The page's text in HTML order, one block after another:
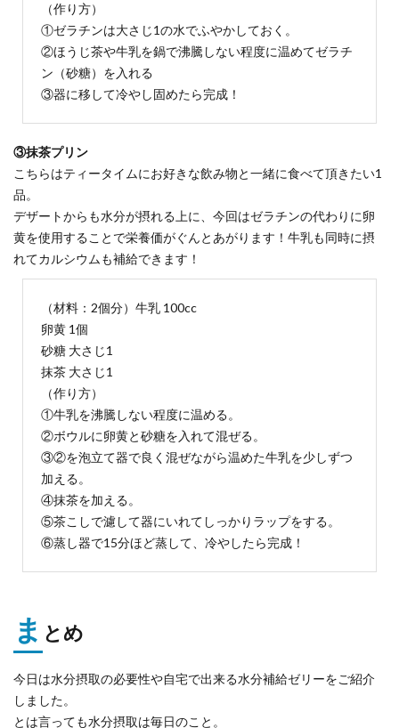
（作り方）
①ゼラチンは大さじ1の水でふやかしておく。
②ほうじ茶や牛乳を鍋で沸騰しない程度に温めてゼラチ
ン（砂糖）を入れる
③器に移して冷やし固めたら完成！
③抹茶プリン
こちらはティータイムにお好きな飲み物と一緒に食べて頂きたい1
品。
デザートからも水分が摂れる上に、今回はゼラチンの代わりに卵
黄を使用することで栄養価がぐんとあがります！牛乳も同時に摂
れてカルシウムも補給できます！
（材料：2個分）牛乳 100cc
卵黄 1個
砂糖 大さじ1
抹茶 大さじ1
（作り方）
①牛乳を沸騰しない程度に温める。
②ボウルに卵黄と砂糖を入れて混ぜる。
③②を泡立て器で良く混ぜながら温めた牛乳を少しずつ
加える。
④抹茶を加える。
⑤茶こしで濾して器にいれてしっかりラップをする。
⑥蒸し器で15分ほど蒸して、冷やしたら完成！
ま とめ
今日は水分摂取の必要性や自宅で出来る水分補給ゼリーをご紹介
しました。
とは言っても水分摂取は毎日のこと。